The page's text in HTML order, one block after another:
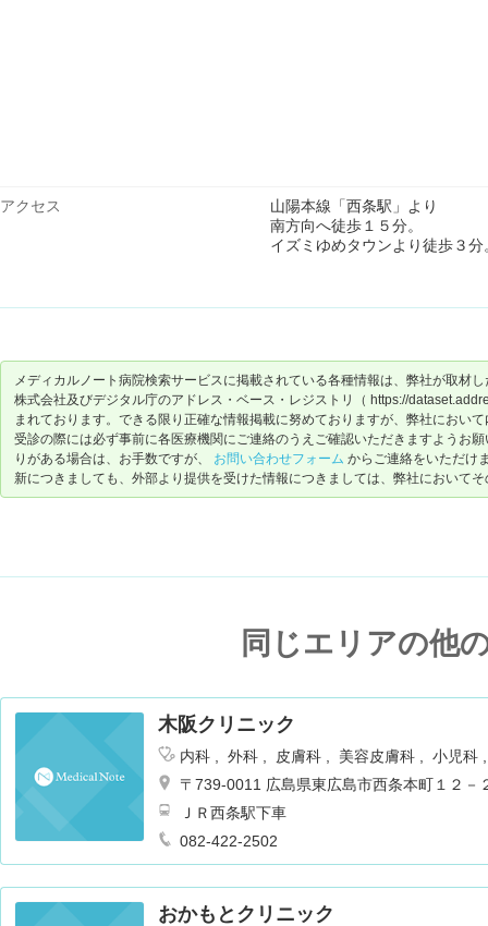
アクセス
山陽本線「西条駅」より
南方向へ徒歩１５分。
イズミゆめタウンより徒歩３分
メディカルノート病院検索サービスに掲載されている各種情報は、弊社が取材
株式会社及びデジタル庁のアドレス・ベース・レジストリ（ https://
まれております。できる限り正確な情報掲載に努めておりますが、弊社におい
受診の際には必ず事前に各医療機関にご連絡のうえご確認いただきますようお
りがある場合は、お手数ですが、 お問い合わせフォーム からご連絡をいただけ
新につきましても、外部より提供を受けた情報につきましては、弊社において
同じエリアの他
木阪クリニック
内科 外科 皮膚科 美容皮膚科
小児科
〒739-0011 広島県東広島市西条本町１２－
ＪＲ西条駅下車
082-422-2502
おかもとクリニック